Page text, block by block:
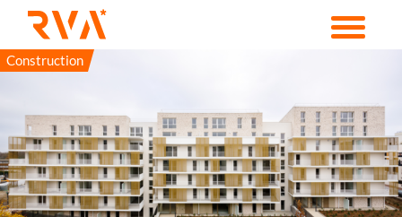
Passer
contenu
Construction